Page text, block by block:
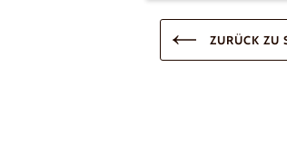
ZURÜCK ZU